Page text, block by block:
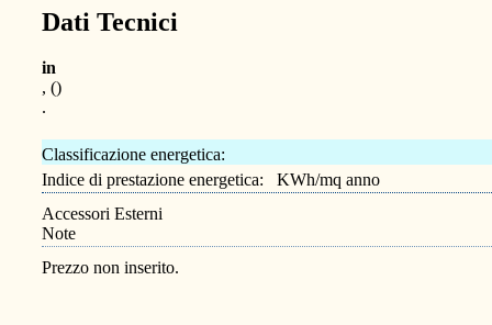
Dati Tecnici
in
, ()
.
Classificazione energetica:
Indice di prestazione energetica: KWh/mq anno
Accessori Esterni
Note
Prezzo non inserito.